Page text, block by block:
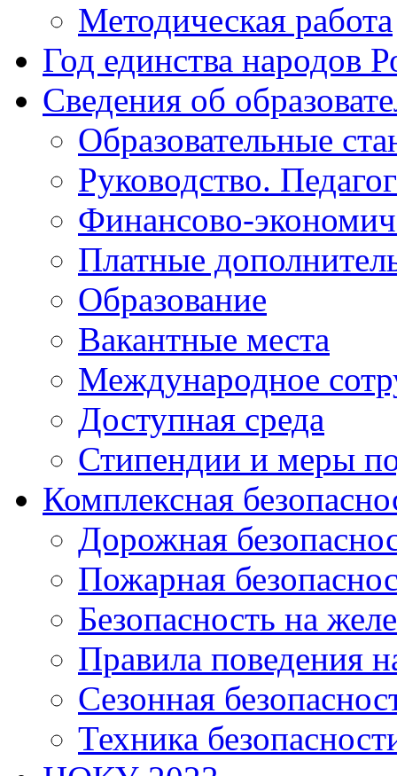
Методическая работа
Год единства народов
Сведения об
Образовательные
Руководство.
Финансово-
Платные
Образование
Вакантные места
Международное
Доступная среда
Стипендии и меры
Комплексная
Дорожная
Пожарная
Безопасность на
Правила поведения
Сезонная
Техника